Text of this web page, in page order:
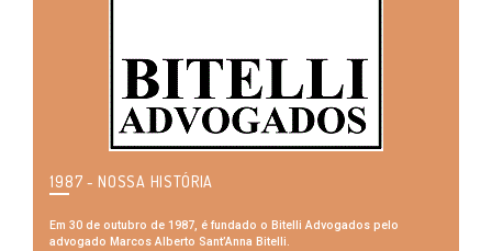
1987 - NOSSA HISTÓRIA
Em 30 de outubro de 1987, é fundado o Bitelli Advogados pelo
advogado Marcos Alberto Sant’Anna Bitelli.